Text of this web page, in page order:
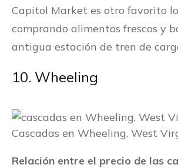
Capitol Market es otro favorito
comprando alimentos frescos y
antigua estación de tren de
10. Wheeling
Cascadas en Wheeling, West
Relación entre el precio de las